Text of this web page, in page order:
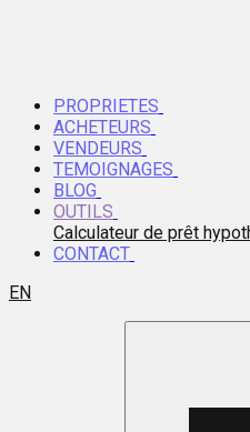
PROPRIETES
ACHETEURS
VENDEURS
TEMOIGNAGES
BLOG
OUTILS
Calculateur de prêt
CONTACT
EN